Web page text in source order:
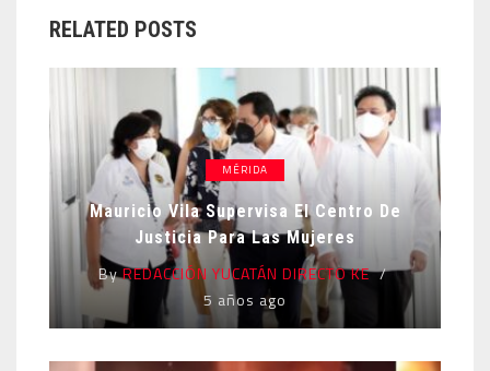
RELATED POSTS
MÉRIDA
Mauricio Vila Supervisa El Centro De
Justicia Para Las Mujeres
ByREDACCIÓN YUCATÁN DIRECTO KE
5 años ago